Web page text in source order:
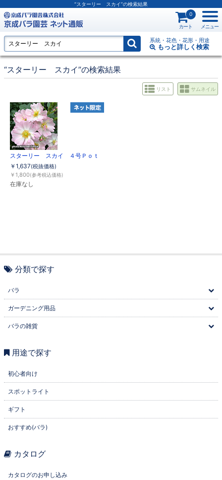
“スターリー スカイ”の検索結果
系統・花色・花形・用途
もっと詳しく検索
カート
0
メニュー
“スターリー スカイ”の検索結果
リスト サムネイル
スターリー スカイ ４号Ｐｏｔ
￥1,637(税抜価格)
￥1,800(参考税込価格)
在庫なし
分類で探す
バラ
ガーデニング用品
バラの雑貨
用途で探す
初心者向け
スポットライト
ギフト
おすすめ(バラ)
カタログ
カタログのお申し込み